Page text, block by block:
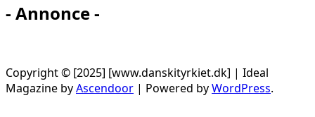
- Annonce -
Copyright © [2025] [www.danskityrkiet.dk] | Ideal
Magazine byAscendoor | Powered byWordPress.